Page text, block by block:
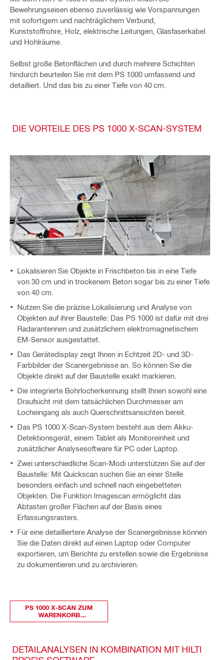
Bewehrungseisen ebenso zuverlässig wie Vorspannungen
mit sofortigem und nachträglichem Verbund,
Kunststoffrohre, Holz, elektrische Leitungen, Glasfaserkabel
und Hohlräume.
Selbst große Betonflächen und durch mehrere Schichten
hindurch beurteilen Sie mit dem PS 1000 umfassend und
detailliert. Und das bis zu einer Tiefe von 40 cm.
DIE VORTEILE DES PS 1000 X-SCAN-SYSTEM
Lokalisieren Sie Objekte in Frischbeton bis in eine Tiefe
von 30 cm und in trockenem Beton sogar bis zu einer Tiefe
von 40 cm.
Nutzen Sie die präzise Lokalisierung und Analyse von
Objekten auf ihrer Baustelle: Das PS 1000 ist dafür mit drei
Radarantennen und zusätzlichem elektromagnetischem
EM-Sensor ausgestattet.
Das Gerätedisplay zeigt Ihnen in Echtzeit 2D- und 3D-
Farbbilder der Scanergebnisse an. So können Sie die
Objekte direkt auf der Baustelle exakt markieren.
Die integrierte Bohrlocherkennung stellt Ihnen sowohl eine
Draufsicht mit dem tatsächlichen Durchmesser am
Locheingang als auch Querschnittsansichten bereit.
Das PS 1000 X-Scan-System besteht aus dem Akku-
Detektionsgerät, einem Tablet als Monitoreinheit und
zusätzlicher Analysesoftware für PC oder Laptop.
Zwei unterschiedliche Scan-Modi unterstützen Sie auf der
Baustelle: Mit Quickscan suchen Sie an einer Stelle
besonders einfach und schnell nach eingebetteten
Objekten. Die Funktion Imagescan ermöglicht das
Abtasten großer Flächen auf der Basis eines
Erfassungsrasters.
Für eine detailliertere Analyse der Scanergebnisse können
Sie die Daten direkt auf einen Laptop oder Computer
exportieren, um Berichte zu erstellen sowie die Ergebnisse
zu dokumentieren und zu archivieren.
PS 1000 X-SCAN ZUM
WARENKORB
HINZUFÜGEN
DETAILANALYSEN IN KOMBINATION MIT HILTI